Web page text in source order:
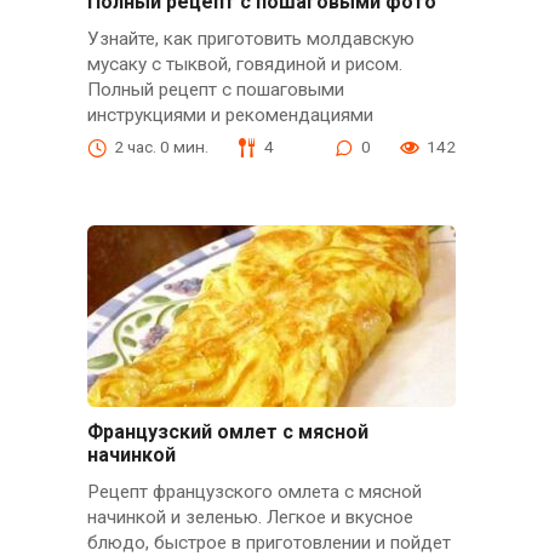
Узнайте, как приготовить молдавскую
мусаку с тыквой, говядиной и рисом.
Полный рецепт с пошаговыми
инструкциями и рекомендациями
2 час. 0 мин. 4 0 142
Французский омлет с мясной
начинкой
Рецепт французского омлета с мясной
начинкой и зеленью. Легкое и вкусное
блюдо, быстрое в приготовлении и пойдет